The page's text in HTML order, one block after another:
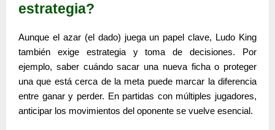
estrategia?
Aunque el azar (el dado) juega un papel clave, Ludo King
también exige estrategia y toma de decisiones. Por
ejemplo, saber cuándo sacar una nueva ficha o proteger
una que está cerca de la meta puede marcar la diferencia
entre ganar y perder. En partidas con múltiples jugadores,
anticipar los movimientos del oponente se vuelve esencial.